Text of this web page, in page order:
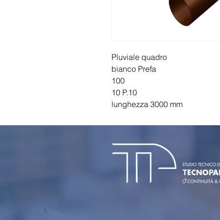
Pluviale quadro
bianco Prefa
100
10 P.10
lunghezza 3000 mm